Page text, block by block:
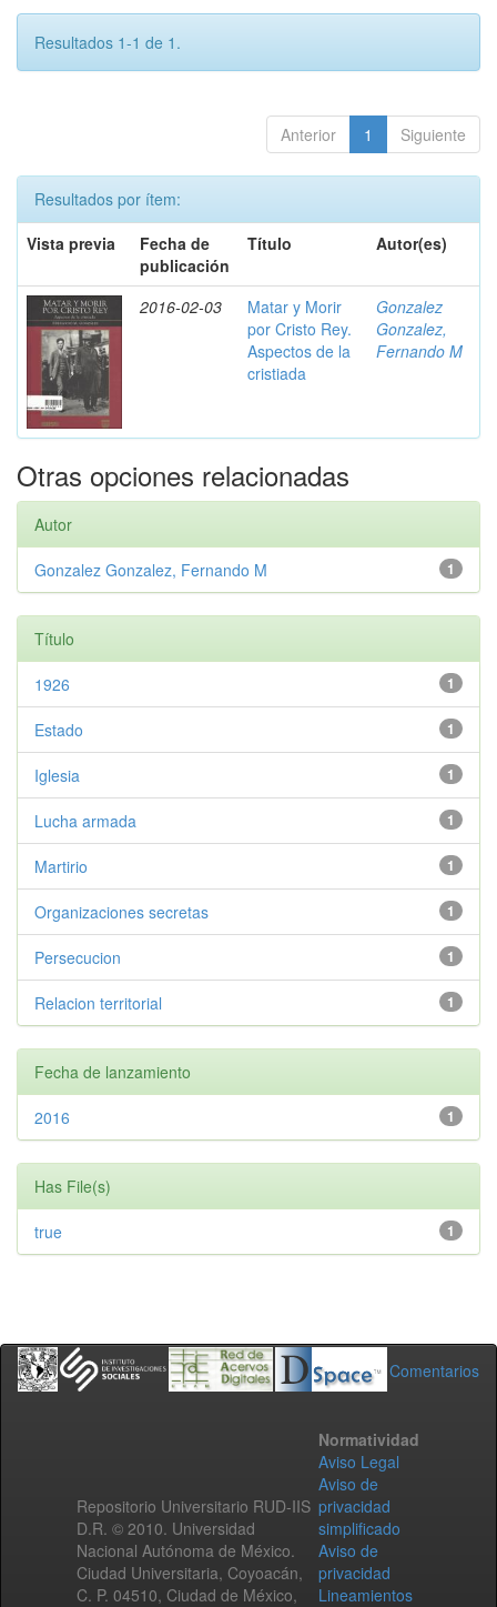
Resultados 1-1 de 1.
Anterior 1 Siguiente
Resultados por ítem:
Vista previa
Fecha de
publicación
Título Autor(es)
2016-02-03
Matar y Morir
por Cristo Rey.
Aspectos de la
cristiada
Gonzalez
Gonzalez,
Fernando M
Otras opciones relacionadas
Autor
1
Gonzalez Gonzalez, Fernando M
Título
1
1926
1
Estado
1
Iglesia
1
Lucha armada
1
Martirio
1
Organizaciones secretas
1
Persecucion
1
Relacion territorial
Fecha de lanzamiento
1
2016
Has File(s)
1
true
Comentarios
Repositorio Universitario RUD-IIS
D.R. © 2010. Universidad
Nacional Autónoma de México.
Ciudad Universitaria, Coyoacán,
C. P. 04510, Ciudad de México,
Normatividad
Aviso Legal
Aviso de
privacidad
simplificado
Aviso de
privacidad
Lineamientos